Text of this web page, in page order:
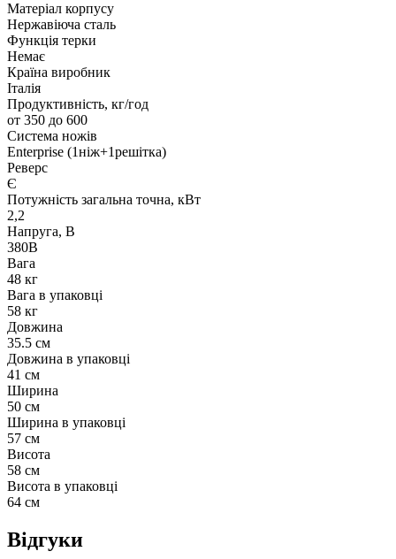
Матеріал корпусу
Нержавіюча сталь
Функція терки
Немає
Країна виробник
Італія
Продуктивність, кг/год
от 350 до 600
Система ножів
Enterprise (1ніж+1решітка)
Реверс
Є
Потужність загальна точна, кВт
2,2
Напруга, В
380В
Вага
48 кг
Вага в упаковці
58 кг
Довжина
35.5 см
Довжина в упаковці
41 см
Ширина
50 см
Ширина в упаковці
57 см
Висота
58 см
Висота в упаковці
64 см
Відгуки